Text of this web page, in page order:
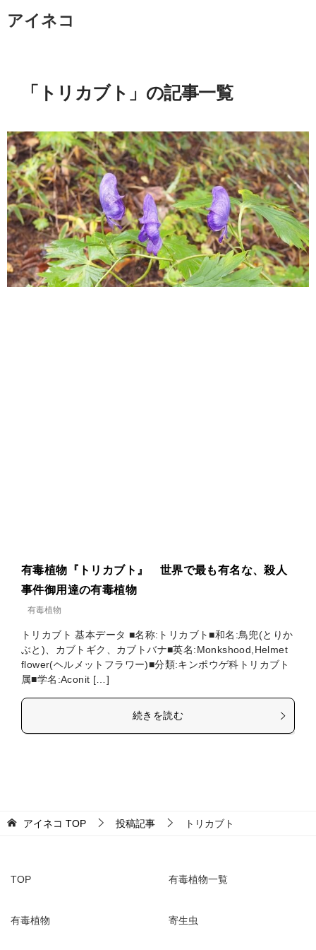
アイネコ
「トリカブト」の記事一覧
有毒植物『トリカブト』 世界で最も有名な、殺人
事件御用達の有毒植物
有毒植物
トリカブト 基本データ ■名称:トリカブト■和名:鳥兜(とりか
ぶと)、カブトギク、カブトバナ■英名:Monkshood,Helmet
flower(ヘルメットフラワー)■分類:キンポウゲ科トリカブト
属■学名:Aconit […]
続きを読む
アイネコ TOP 投稿記事 トリカブト
TOP 有毒植物一覧
有毒植物 寄生虫